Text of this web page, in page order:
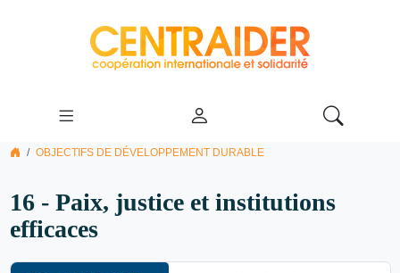
OBJECTIFS DE DÉVELOPPEMENT DURABLE
16 - Paix, justice et institutions
efficaces